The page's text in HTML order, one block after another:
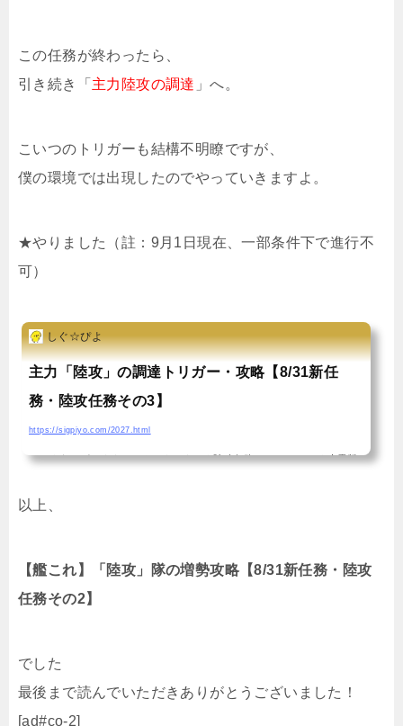
この任務が終わったら、
引き続き「 主力陸攻の調達 」へ。
こいつのトリガーも結構不明瞭ですが、
僕の環境では出現したのでやっていきますよ。
★やりました（註：9月1日現在、一部条件下で進行不
可）
しぐ☆ぴよ
主力「陸攻」の調達トリガー・攻略【8/31新任
務・陸攻任務その3】
https://sigpiyo.com/2027.html
おはようございます、しぐぴよですー★陸攻任務その1・その2★水雷戦
この任務も、8月→9月でリセットになるため、9月1日午前5時までに終
わらせないと陸攻を1個分損してしまうという仕様。一応、遅ればせなが
ータリー（季節任務）！トリガーは？この任務、他の陸攻...
以上、
【艦これ】「陸攻」隊の増勢攻略【8/31新任務・陸攻
任務その2】
でした
最後まで読んでいただきありがとうございました！
[ad#co-2]